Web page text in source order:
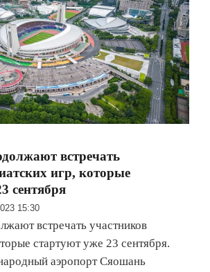
встречать
игр, которые
сентября
15:30
встречать участников
стартуют уже 23 сентября.
аэропорт Сяошань